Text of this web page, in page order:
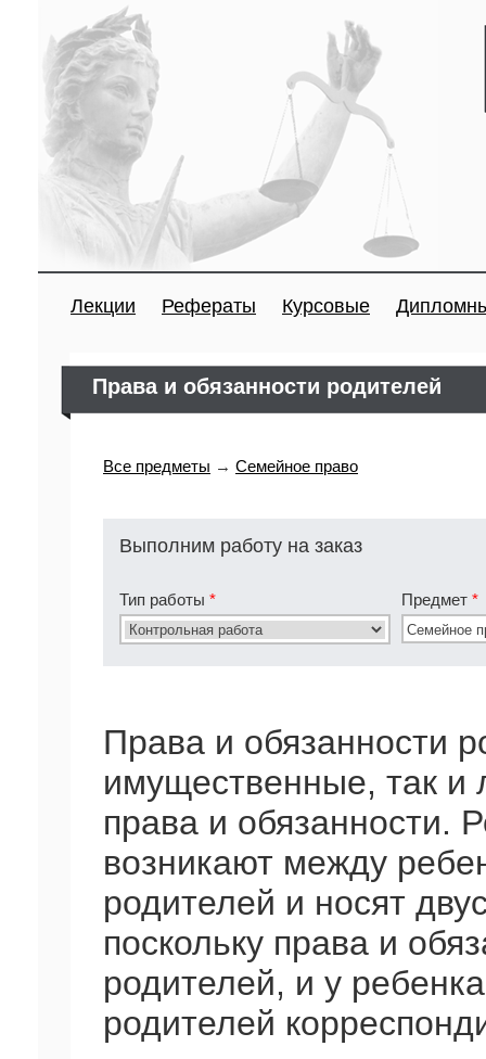
Лекции Рефераты Курсовые
Права и обязанности родителей
Все предметы → Семейное право
Выполним работу на заказ
Тип работы * Предмет *
Права и обязанности
имущественные, так
права и обязанности.
возникают между
родителей и носят
поскольку права и
родителей, и у
родителей